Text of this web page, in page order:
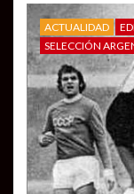
ACTUALIDAD
SELECCIÓN